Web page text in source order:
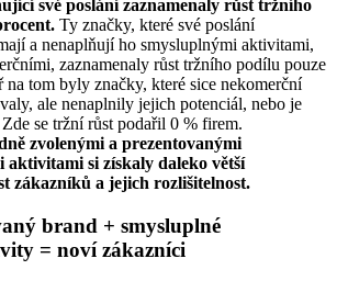
své poslání zaznamenaly růst tržního
Ty značky, které své poslání
a nenaplňují ho smysluplnými aktivitami,
zaznamenaly růst tržního podílu pouze
na tom byly značky, které sice nekomerční
ale nenaplnily jejich potenciál, nebo je
se tržní růst podařil 0 % firem.
zvolenými a prezentovanými
aktivitami si získaly daleko větší
zákazníků a jejich rozlišitelnost.
brand + smysluplné
= noví zákazníci